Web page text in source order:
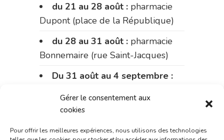
Gérer le consentement aux
cookies
Pour offrir les meilleures expériences, nous utilisons des technologies
du 21 au 28 août : pharmacie
Dupont (place de la République)
du 28 au 31 août : pharmacie
Bonnemaire (rue Saint-Jacques)
Du 31 août au 4 septembre :
Fouillade)
du 4 au 11 septembre :